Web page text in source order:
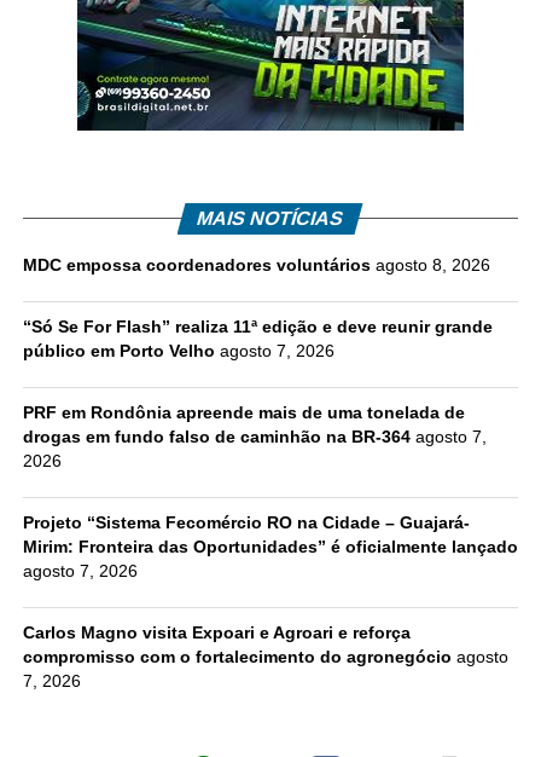
MAIS NOTÍCIAS
MDC empossa coordenadores voluntários agosto 8, 2026
“Só Se For Flash” realiza 11ª edição e deve reunir grande
público em Porto Velho agosto 7, 2026
PRF em Rondônia apreende mais de uma tonelada de
drogas em fundo falso de caminhão na BR-364 agosto 7,
2026
Projeto “Sistema Fecomércio RO na Cidade – Guajará-
Mirim: Fronteira das Oportunidades” é oficialmente lançado
agosto 7, 2026
Carlos Magno visita Expoari e Agroari e reforça
compromisso com o fortalecimento do agronegócio agosto
7, 2026